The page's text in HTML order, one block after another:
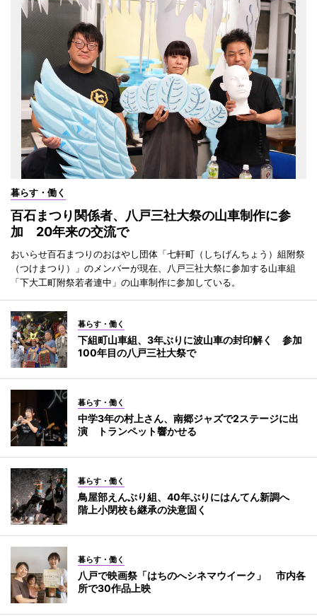
暮らす・働く
百石まつり関係者、八戸三社大祭の山車制作に参
加 20年来の交流で
おいらせ百石まつりのおはやし団体「七軒町（しちげんちょう）組附祭
（つけまつり）」のメンバーが現在、八戸三社大祭に参加する山車組
「下大工町附祭若者連中」の山車制作に参加している。
暮らす・働く
下組町山車組、3年ぶりに波山車の封印解く 参加
100年目の八戸三社大祭で
暮らす・働く
中学3年の村上さん、南郷ジャズで2ステージに出
演 トランペット響かせる
暮らす・働く
鳥屋部えんぶり組、40年ぶりにはんてん新調へ
階上小閉校も継承の決意固く
暮らす・働く
八戸で映画祭「はちのへシネマウイーク」 市内各
所で30作品上映